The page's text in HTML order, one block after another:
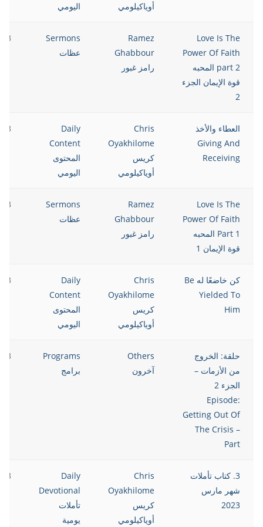
أوياكيلومي
اليومي
Love Is The
Power Of Faith
part 2 المحبه
قوة الإيمان الجزء
2
Ramez
Ghabbour
رامز غبور
Sermons
عظات
العطاء والأخذ
Giving And
Receiving
Chris
Oyakhilome
كريس
أوياكيلومي
Daily
Content
المحتوى
اليومي
Love Is The
Power Of Faith
Part 1 المحبه
قوة الإيمان 1
Ramez
Ghabbour
رامز غبور
Sermons
عظات
كن خاضعًا له Be
Yielded To
Him
Chris
Oyakhilome
كريس
أوياكيلومي
Daily
Content
المحتوى
اليومي
حلقة: الخروج
من الأزمات –
الجزء 2
Episode:
Getting Out Of
The Crisis –
Part
Others
آخرون
Programs
برامج
3. كتاب تأملات
شهر مارس
2023
Chris
Oyakhilome
كريس
أوياكيلومي
Daily
Devotional
تأملات
يومية